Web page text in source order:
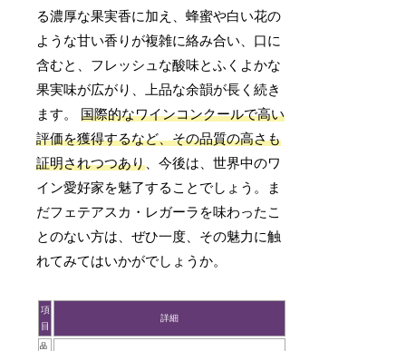
る濃厚な果実香に加え、蜂蜜や白い花の
ような甘い香りが複雑に絡み合い、口に
含むと、フレッシュな酸味とふくよかな
果実味が広がり、上品な余韻が長く続き
ます。国際的なワインコンクールで高い
評価を獲得するなど、その品質の高さも
証明されつつあり 、今後は、世界中のワ
イン愛好家を魅了することでしょう。ま
だフェテアスカ・レガーラを味わったこ
とのない方は、ぜひ一度、その魅力に触
れてみてはいかがでしょうか。
項
目
詳細
品